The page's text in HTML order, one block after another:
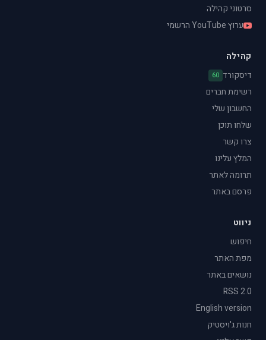
סרטוני קהילה
ערוץ YouTube הרשמי
קהילה
דיסקורד 60
רשימת חברים
החשבון שלי
שלחו תוכן
צרו קשר
המלץ עלינו
תרומה לאתר
פרסם באתר
ניווט
חיפוש
מפת האתר
נושאים באתר
RSS 2.0
English version
חנות ג'ויסטיק